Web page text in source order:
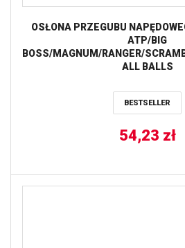
OSŁONA PRZEGUBU
ATP/BIG
BOSS/MAGNUM/RANGER/
ALL BALLS
BESTSELLER
54,23 zł